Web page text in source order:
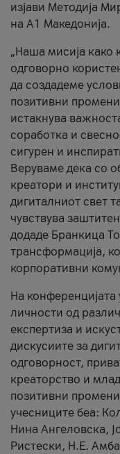
изјави Методија
на А1 Македонија.
„Наша мисија како
одговорно
да создадеме
позитивни
истакнува
соработка и
сигурен и
Веруваме дека со
креатори и
дигиталниот свет
чувствува
додаде Бранкица
трансформација,
корпоративни
На конференцијата
личности од
експертиза и
дискусиите за
одговорност,
креаторство и
позитивни
учесниците беа:
Нина Ангеловска,
Ристески, Н.Е.